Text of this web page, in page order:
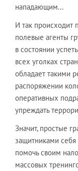
нападающим...
И так происходит
полевые агенты
в состоянии
всех уголках
обладает такими
распоряжении
оперативных
упреждать
Значит, простые
защитниками
помочь своим
массовых